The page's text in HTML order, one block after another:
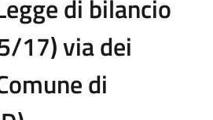
di bilancio
17) via dei
di